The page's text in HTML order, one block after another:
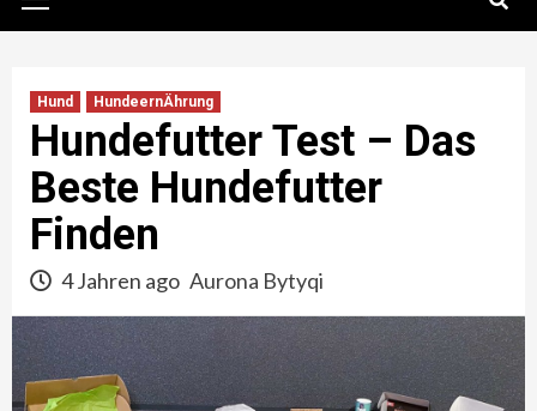
Hund HundeernÄhrung
Hundefutter Test – Das
Beste Hundefutter
Finden
4 Jahren ago Aurona Bytyqi